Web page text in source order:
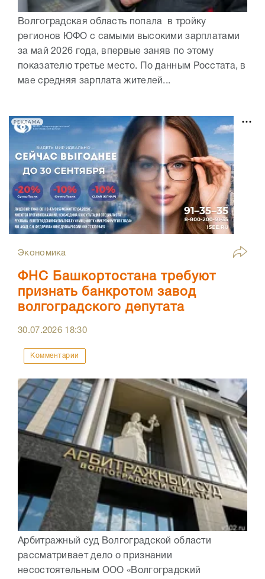
Волгоградская область попала в тройку
регионов ЮФО с самыми высокими зарплатами
за май 2026 года, впервые заняв по этому
показателю третье место. По данным Росстата, в
мае средняя зарплата жителей...
РЕКЛАМА
Экономика
ФНС Башкортостана требуют
признать банкротом завод
волгоградского депутата
30.07.2026 18:30
Комментарии
Арбитражный суд Волгоградской области
рассматривает дело о признании
несостоятельным ООО «Волгоградский